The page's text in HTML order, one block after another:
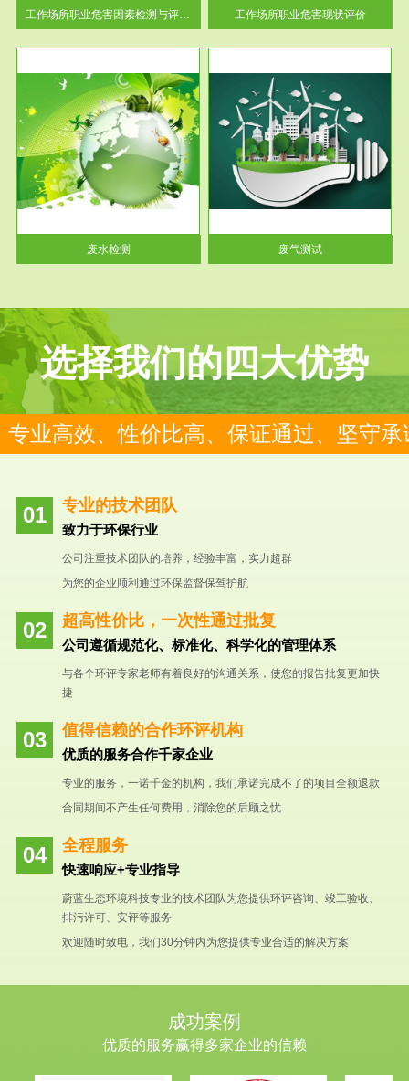
工作场所职业危害因素检测与评价... 工作场所职业危害现状评价
废水检测
服务范围
废气测试
检测范围工业废气检测包括有机
废气和无机废气。有机废气主要
包括...
废气测试
选择我们的四大优势
专业高效、性价比高、保证通过、坚守承
专业的技术团队
致力于环保行业
公司注重技术团队的培养，经验丰富，实力超群
为您的企业顺利通过环保监督保驾护航
超高性价比，一次性通过批复
公司遵循规范化、标准化、科学化的管理体系
与各个环评专家老师有着良好的沟通关系，使您的报告批复更加快
捷
值得信赖的合作环评机构
优质的服务合作千家企业
专业的服务，一诺千金的机构，我们承诺完成不了的项目全额退款
合同期间不产生任何费用，消除您的后顾之忧
全程服务
快速响应+专业指导
蔚蓝生态环境科技专业的技术团队为您提供环评咨询、竣工验收、
排污许可、安评等服务
欢迎随时致电，我们30分钟内为您提供专业合适的解决方案
成功案例
优质的服务赢得多家企业的信赖